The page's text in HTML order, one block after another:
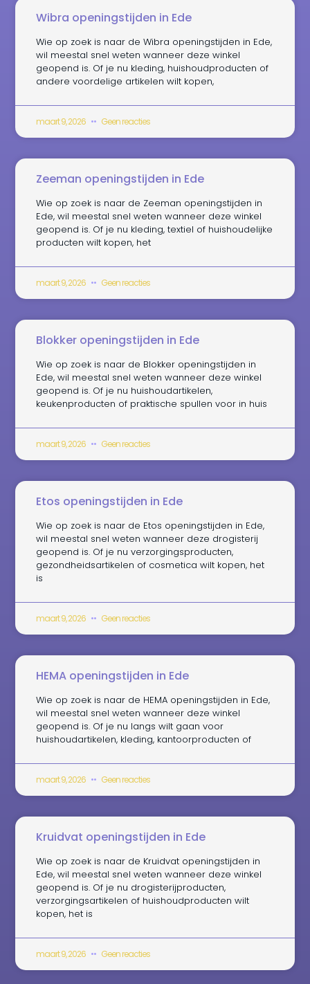
Wibra openingstijden in Ede
Wie op zoek is naar de Wibra openingstijden in Ede,
wil meestal snel weten wanneer deze winkel
geopend is. Of je nu kleding, huishoudproducten of
andere voordelige artikelen wilt kopen,
maart 9, 2026 Geen reacties
Zeeman openingstijden in Ede
Wie op zoek is naar de Zeeman openingstijden in
Ede, wil meestal snel weten wanneer deze winkel
geopend is. Of je nu kleding, textiel of huishoudelijke
producten wilt kopen, het
maart 9, 2026 Geen reacties
Blokker openingstijden in Ede
Wie op zoek is naar de Blokker openingstijden in
Ede, wil meestal snel weten wanneer deze winkel
geopend is. Of je nu huishoudartikelen,
keukenproducten of praktische spullen voor in huis
maart 9, 2026 Geen reacties
Etos openingstijden in Ede
Wie op zoek is naar de Etos openingstijden in Ede,
wil meestal snel weten wanneer deze drogisterij
geopend is. Of je nu verzorgingsproducten,
gezondheidsartikelen of cosmetica wilt kopen, het
is
maart 9, 2026 Geen reacties
HEMA openingstijden in Ede
Wie op zoek is naar de HEMA openingstijden in Ede,
wil meestal snel weten wanneer deze winkel
geopend is. Of je nu langs wilt gaan voor
huishoudartikelen, kleding, kantoorproducten of
maart 9, 2026 Geen reacties
Kruidvat openingstijden in Ede
Wie op zoek is naar de Kruidvat openingstijden in
Ede, wil meestal snel weten wanneer deze winkel
geopend is. Of je nu drogisterijproducten,
verzorgingsartikelen of huishoudproducten wilt
kopen, het is
maart 9, 2026 Geen reacties